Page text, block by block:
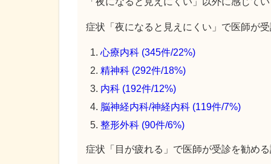
症状「夜になると見えにくい」で医師が
心療内科 (345件/22%)
精神科 (292件/18%)
内科 (192件/12%)
脳神経内科/神経内科 (119件/7%)
整形外科 (90件/6%)
症状「目が疲れる」で医師が受診を勧め